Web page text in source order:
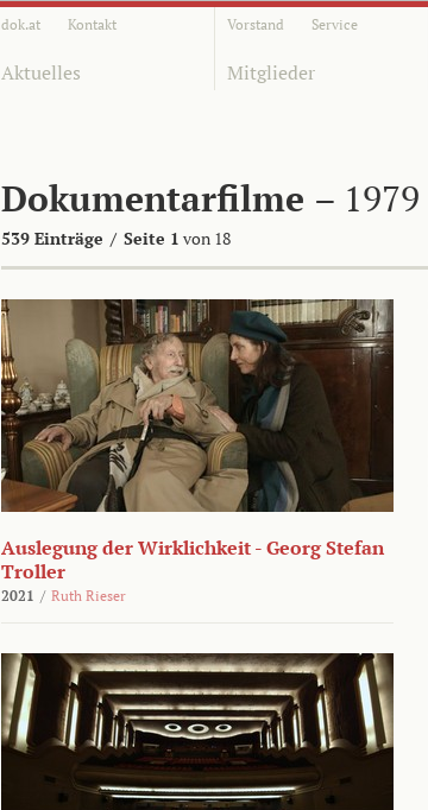
dok.at Kontakt Vorstand Service
Aktuelles Mitglieder
Dokumentarfilme – 1979
539 Einträge / Seite 1 von 18
Auslegung der Wirklichkeit - Georg Stefan
Troller
2021 / Ruth Rieser